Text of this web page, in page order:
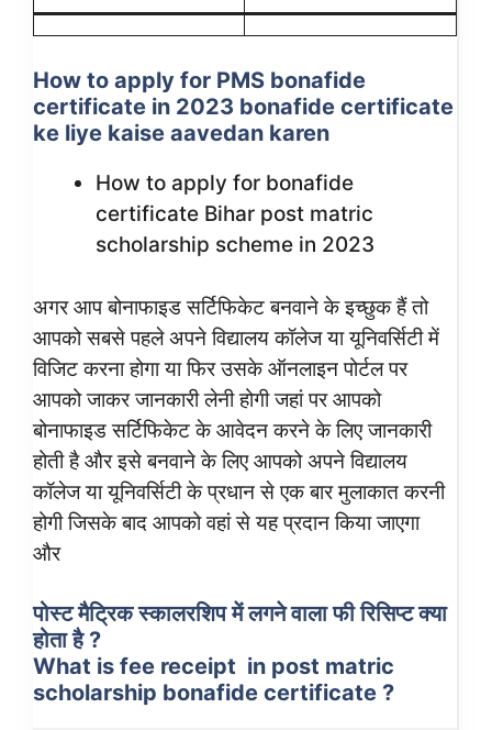
How to apply for PMS bonafide
certificate in 2023 bonafide certificate
ke liye kaise aavedan karen
How to apply for bonafide
certificate Bihar post matric
scholarship scheme in 2023
अगर आप बोनाफाइड सर्टिफिकेट बनवाने के इच्छुक हैं तो
आपको सबसे पहले अपने विद्यालय कॉलेज या यूनिवर्सिटी में
विजिट करना होगा या फिर उसके ऑनलाइन पोर्टल पर
आपको जाकर जानकारी लेनी होगी जहां पर आपको
बोनाफाइड सर्टिफिकेट के आवेदन करने के लिए जानकारी
होती है और इसे बनवाने के लिए आपको अपने विद्यालय
कॉलेज या यूनिवर्सिटी के प्रधान से एक बार मुलाकात करनी
होगी जिसके बाद आपको वहां से यह प्रदान किया जाएगा
और
पोस्ट मैट्रिक स्कालरशिप में लगने वाला फी रिसिप्ट क्या
होता है ?
What is fee receipt in post matric
scholarship bonafide certificate ?